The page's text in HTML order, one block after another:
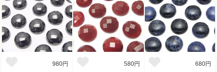
980円 580円 680円